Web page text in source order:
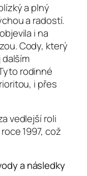
a plný
a radostí.
i na
Cody, který
rodinné
i přes
vedlejší roli
1997, což
a následky